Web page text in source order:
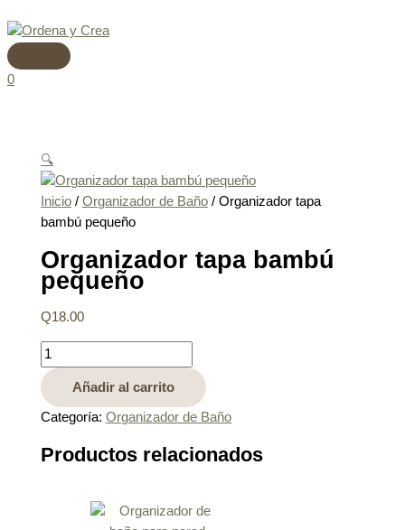
al
contenido
0
🔍
Inicio /Organizador de Baño / Organizador tapa
bambú pequeño
Organizador tapa bambú
pequeño
Q18.00
tapa
bambú
pequeño
Añadir al carrito
Categoría:Organizador de Baño
Productos relacionados